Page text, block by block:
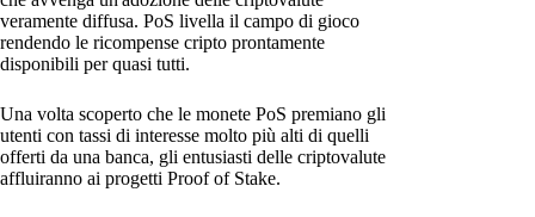
veramente diffusa. PoS livella il campo di gioco
rendendo le ricompense cripto prontamente
disponibili per quasi tutti.
Una volta scoperto che le monete PoS premiano gli
utenti con tassi di interesse molto più alti di quelli
offerti da una banca, gli entusiasti delle criptovalute
affluiranno ai progetti Proof of Stake.